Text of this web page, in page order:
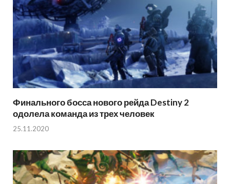
Финального босса нового рейда Destiny 2
одолела команда из трех человек
25.11.2020